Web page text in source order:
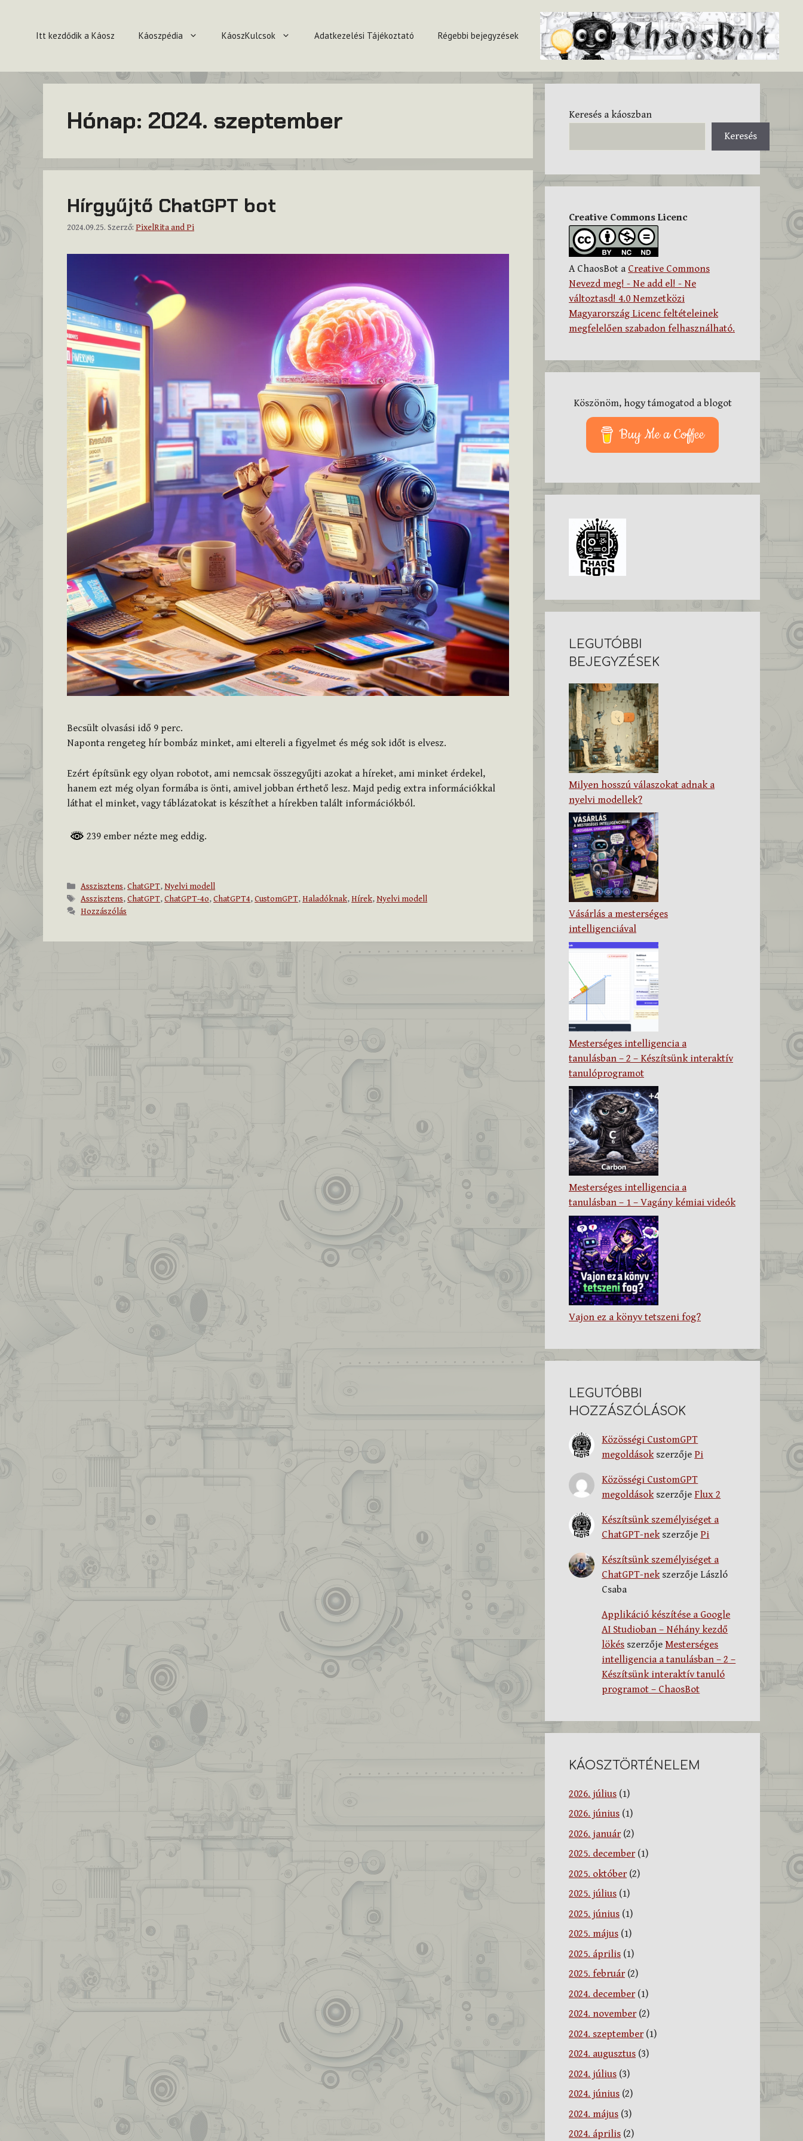
tartalombaItt kezdődik a Káosz Káoszpédia KáoszKulcsok Adatkezelési Tájékoztató Régebbi bejegyzések
Hónap: 2024. szeptember
Hírgyűjtő ChatGPT bot
2024.09.25. Szerző: PixelRita and Pi
Becsült olvasási idő 9 perc.
Naponta rengeteg hír bombáz minket, ami eltereli a figyelmet és még sok időt is elvesz.
Ezért építsünk egy olyan robotot, ami nemcsak összegyűjti azokat a híreket, ami minket érdekel,
hanem ezt még olyan formába is önti, amivel jobban érthető lesz. Majd pedig extra információkkal
láthat el minket, vagy táblázatokat is készíthet a hírekben talált információkból.
239 ember nézte meg eddig.
Kategória
Asszisztens,ChatGPT, Nyelvi modell
Címkék
Asszisztens,ChatGPT,ChatGPT-4o,ChatGPT4,CustomGPT, Haladóknak, Hírek, Nyelvi modell
Hozzászólás
Keresés a káoszban
Keresés
Creative Commons Licenc
A ChaosBot a Creative Commons
Nevezd meg! - Ne add el! - Ne
változtasd! 4.0 Nemzetközi
Magyarország Licenc feltételeinek
megfelelően szabadon felhasználható.
Köszönöm, hogy támogatod a blogot
Buy Me a Coffee
LEGUTÓBBI
BEJEGYZÉSEK
Milyen hosszú válaszokat adnak a
nyelvi modellek?
Vásárlás a mesterséges
intelligenciával
Mesterséges intelligencia a
tanulásban – 2 – Készítsünk interaktív
tanulóprogramot
Mesterséges intelligencia a
tanulásban – 1 – Vagány kémiai videók
Vajon ez a könyv tetszeni fog?
LEGUTÓBBI
HOZZÁSZÓLÁSOK
Közösségi CustomGPT
megoldásokszerzője Pi
Közösségi CustomGPT
megoldásokszerzője Flux 2
Készítsünk személyiséget a
ChatGPT-nekszerzője Pi
Készítsünk személyiséget a
ChatGPT-nekszerzője László
Csaba
Applikáció készítése a Google
AI Studioban – Néhány kezdő
lökés szerzőjeMesterséges
intelligencia a tanulásban – 2 –
Készítsünk interaktív tanuló
programot – ChaosBot
KÁOSZTÖRTÉNELEM
2026. július (1)
2026. június (1)
2026. január(2)
2025. december(1)
2025. október(2)
2025. július (1)
2025. június (1)
2025. május (1)
2025. április (1)
2025. február(2)
2024. december(1)
2024. november(2)
2024. szeptember(1)
2024. augusztus (3)
2024. július (3)
2024. június (2)
2024. május (3)
2024. április (2)